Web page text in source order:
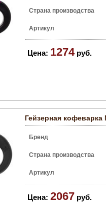
Страна производства
Артикул
Цена: 1274 руб.
Гейзерная
Бренд
Страна производства
Артикул
Цена: 2067 руб.